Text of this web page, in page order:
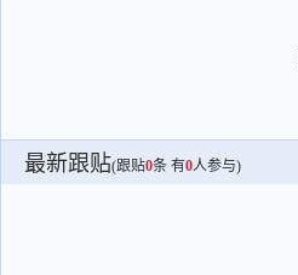
最新跟贴(跟贴0条 有0人参与)